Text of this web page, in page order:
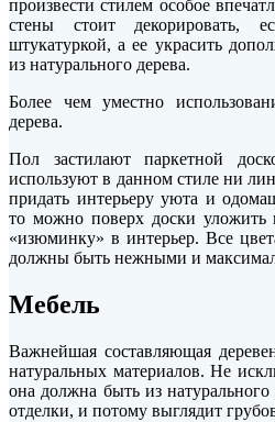
произвести стилем особое
стены стоит декорировать,
штукатуркой, а ее украсить
из натурального дерева.
Более чем уместно
дерева.
Пол застилают паркетной
используют в данном стиле ни
придать интерьеру уюта и
то можно поверх доски уложить
«изюминку» в интерьер. Все
должны быть нежными и
Мебель
Важнейшая составляющая
натуральных материалов. Не
она должна быть из натурального
отделки, и потому выглядит